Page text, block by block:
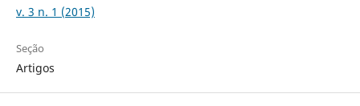
v. 3 n. 1 (2015)
Seção
Artigos